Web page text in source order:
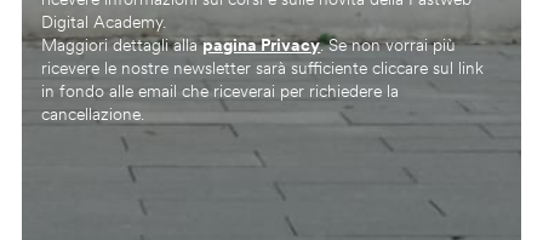
Digital Academy.
Maggiori dettagli allapagina Privacy. Se non vorrai più
ricevere le nostre newsletter sarà sufficiente cliccare sul link
in fondo alle email che riceverai per richiedere la
cancellazione.